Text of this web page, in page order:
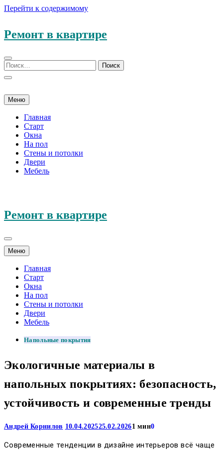
Перейти к содержимому
Ремонт в квартире
Меню
Главная
Старт
Окна
На пол
Стены и потолки
Двери
Мебель
Ремонт в квартире
Меню
Главная
Старт
Окна
На пол
Стены и потолки
Двери
Мебель
Напольные покрытия
Экологичные материалы в
напольных покрытиях: безопасность,
устойчивость и современные тренды
Андрей Корнилов 10.04.202525.02.20261 мин0
Современные тенденции в дизайне интерьеров всё чаще